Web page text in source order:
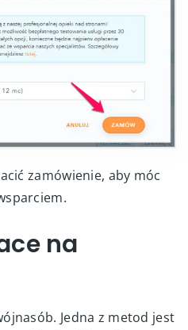
zamówienie, aby móc
na
Jedna z metod jest